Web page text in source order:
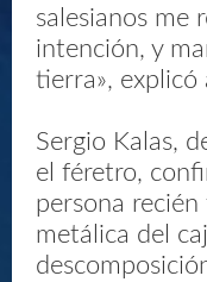
salesianos me
intención, y
tierra», explicó
Sergio Kalas,
el féretro,
persona
metálica del